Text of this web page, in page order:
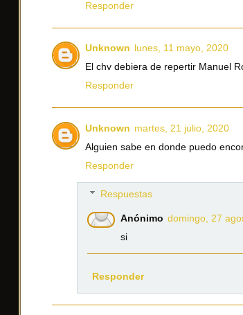
Responder
Unknown lunes, 11 mayo, 2020
El chv debiera de repertir Manuel
Responder
Unknown martes, 21 julio, 2020
Alguien sabe en donde puedo
Responder
Respuestas
Anónimo domingo, 27
si
Responder